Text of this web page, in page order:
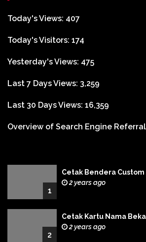
Today's Views: 407
Today's Visitors: 174
Yesterday's Views: 475
Last 7 Days Views: 3,259
Last 30 Days Views: 16,359
Overview of Search Engine
1
Cetak Bendera Custom
2 years ago
2
Cetak Kartu Nama
2 years ago